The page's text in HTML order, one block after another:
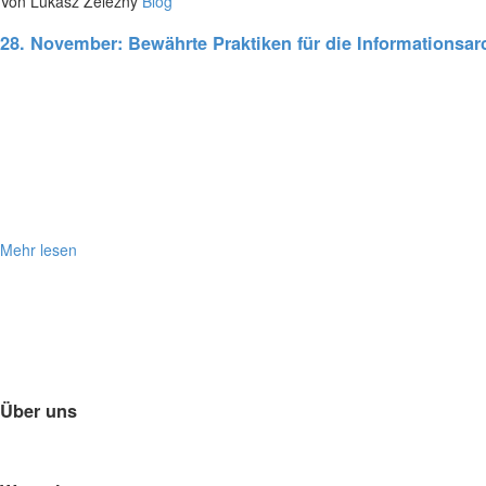
28. November: Bewährte Praktiken für die
Mehr lesen
Über uns